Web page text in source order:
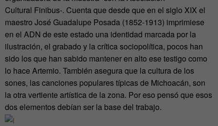
Cultural Finibus-. Cuenta que desde que en el siglo XIX el
maestro José Guadalupe Posada (1852-1913) imprimiese
en el ADN de este estado una identidad marcada por la
ilustración, el grabado y la crítica sociopolítica, pocos han
sido los que han sabido mantener en alto ese testigo como
lo hace Artemio. También asegura que la cultura de los
sones, las canciones populares típicas de Michoacán, son
la otra vertiente artística de la zona. Por eso pensó que esos
dos elementos debían ser la base del trabajo.